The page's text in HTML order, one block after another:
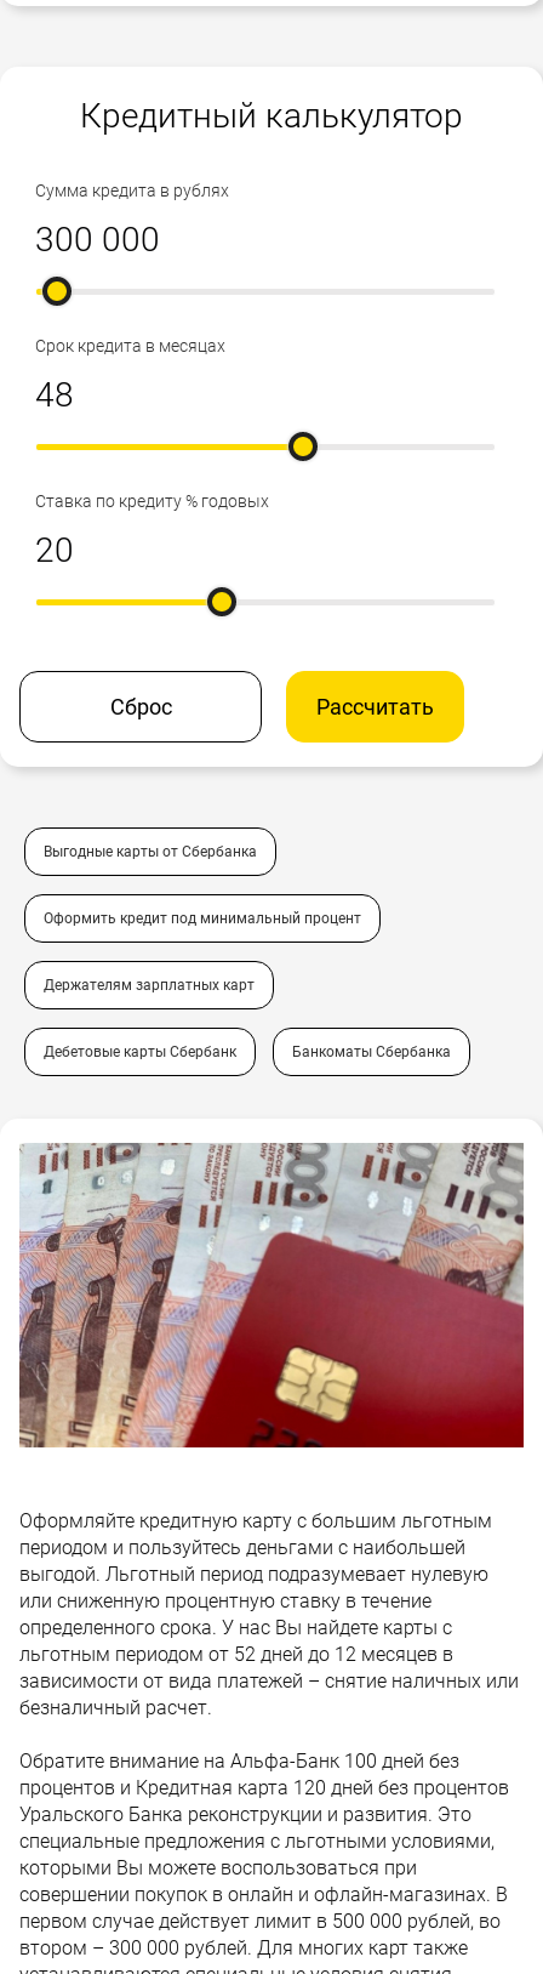
Кредитный калькулятор
Сумма кредита в рублях
Срок кредита в месяцах
Ставка по кредиту % годовых
Сброс Рассчитать
Выгодные карты от Сбербанка
Оформить кредит под минимальный процент
Держателям зарплатных карт
Дебетовые карты Сбербанк Банкоматы Сбербанка
Оформляйте кредитную карту с большим льготным
периодом и пользуйтесь деньгами с наибольшей
выгодой. Льготный период подразумевает нулевую
или сниженную процентную ставку в течение
определенного срока. У нас Вы найдете карты с
льготным периодом от 52 дней до 12 месяцев в
зависимости от вида платежей – снятие наличных или
безналичный расчет.
Обратите внимание на Альфа-Банк 100 дней без
процентов и Кредитная карта 120 дней без процентов
Уральского Банка реконструкции и развития. Это
специальные предложения с льготными условиями,
которыми Вы можете воспользоваться при
совершении покупок в онлайн и офлайн-магазинах. В
первом случае действует лимит в 500 000 рублей, во
втором – 300 000 рублей. Для многих карт также